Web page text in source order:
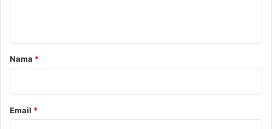
r
Nama *
Email *